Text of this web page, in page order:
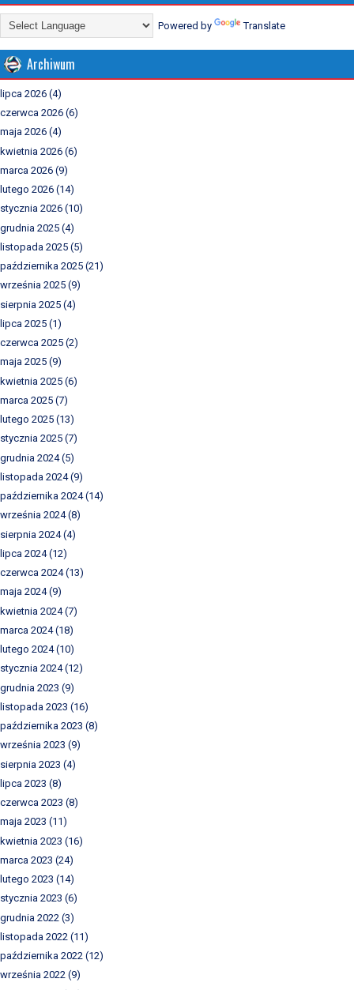
Powered by Translate
Archiwum
lipca 2026 (4)
czerwca 2026 (6)
maja 2026 (4)
kwietnia 2026 (6)
marca 2026 (9)
lutego 2026 (14)
stycznia 2026 (10)
grudnia 2025 (4)
listopada 2025 (5)
października 2025 (21)
września 2025 (9)
sierpnia 2025 (4)
lipca 2025 (1)
czerwca 2025 (2)
maja 2025 (9)
kwietnia 2025 (6)
marca 2025 (7)
lutego 2025 (13)
stycznia 2025 (7)
grudnia 2024(5)
listopada 2024(9)
października 2024(14)
września 2024(8)
sierpnia 2024(4)
lipca 2024(12)
czerwca 2024(13)
maja 2024(9)
kwietnia 2024(7)
marca 2024(18)
lutego 2024(10)
stycznia 2024(12)
grudnia 2023 (9)
listopada 2023 (16)
października 2023 (8)
września 2023 (9)
sierpnia 2023 (4)
lipca 2023 (8)
czerwca 2023 (8)
maja 2023 (11)
kwietnia 2023 (16)
marca 2023 (24)
lutego 2023 (14)
stycznia 2023 (6)
grudnia 2022 (3)
listopada 2022 (11)
października 2022 (12)
września 2022 (9)